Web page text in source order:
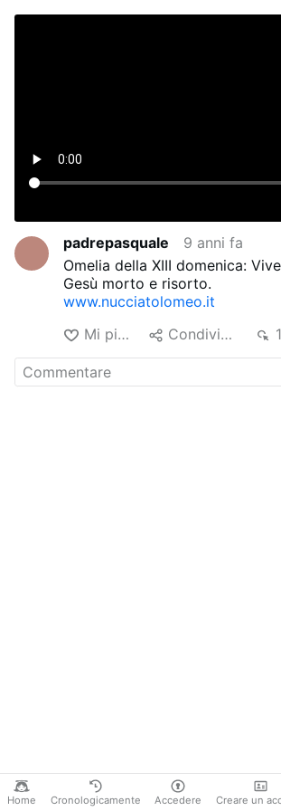
Home Cronologicamente Accedere Creare un
padrepasquale
9 anni fa
Omelia della XIII domenica:
Gesù morto e risorto.
www.nucciatolomeo.it
Mi piace
Condividere 164